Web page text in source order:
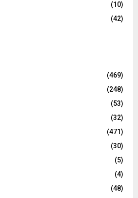
(10)
(42)
(469)
(248)
(53)
(32)
(471)
(30)
(5)
(4)
(48)